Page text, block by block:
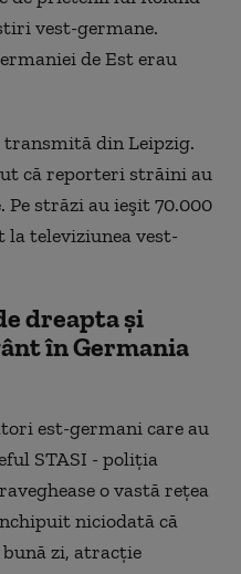
vest-germane.
de Est erau
din Leipzig.
că reporteri străini au
Pe străzi au ieşit 70.000
la televiziunea vest-
dreapta și
în Germania
est-germani care au
STASI - poliţia
o vastă reţea
niciodată că
zi, atracţie